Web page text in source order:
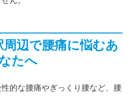
周辺で腰痛に悩むあ
たへ
的な腰痛やぎっくり腰など、腰